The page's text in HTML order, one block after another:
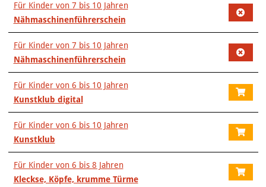
Für Kinder von 7 bis 10 Jahren
Nähmaschinenführerschein
Für Kinder von 7 bis 10 Jahren
Nähmaschinenführerschein
Für Kinder von 6 bis 10 Jahren
Kunstklub digital
Für Kinder von 6 bis 10 Jahren
Kunstklub
Für Kinder von 6 bis 8 Jahren
Kleckse, Köpfe, krumme Türme